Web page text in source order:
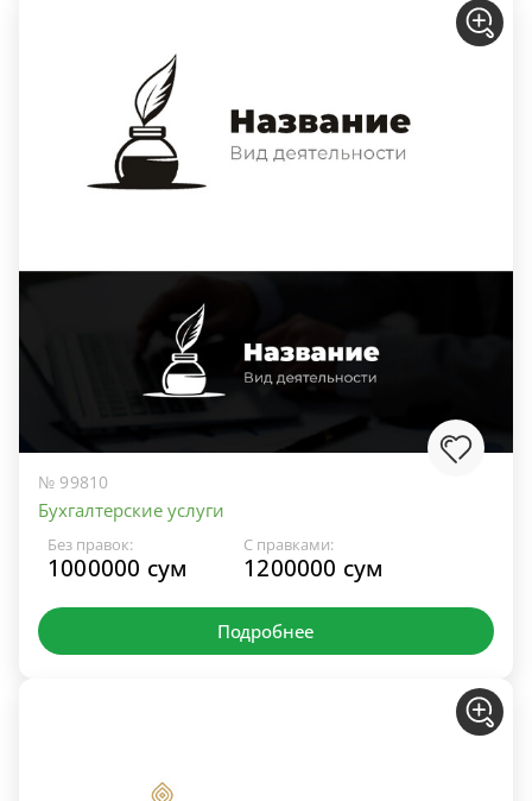
№ 99810
Бухгалтерские услуги
Без правок:
1000000 сум
С правками:
1200000 сум
Подробнее